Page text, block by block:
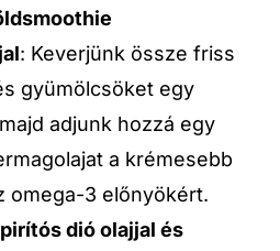
: Keverjünk össze friss
gyümölcsöket egy
adjunk hozzá egy
a krémesebb
omega-3 előnyökért.
dió olajjal és